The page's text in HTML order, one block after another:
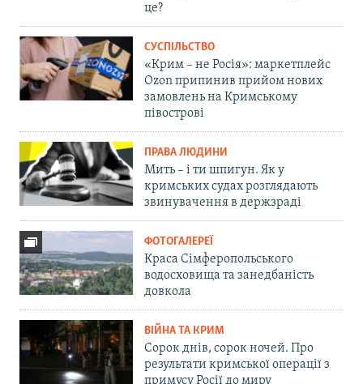
це?
СУСПІЛЬСТВО
«Крим – не Росія»: маркетплейс
Ozon припинив прийом нових
замовлень на Кримському
півострові
ПРАВА ЛЮДИНИ
Мить – і ти шпигун. Як у
кримських судах розглядають
звинувачення в держзраді
ФОТОГАЛЕРЕЇ
Краса Сімферопольського
водосховища та занедбаність
довкола
ВІЙНА ТА КРИМ
Сорок днів, сорок ночей. Про
результати кримської операції з
примусу Росії до миру